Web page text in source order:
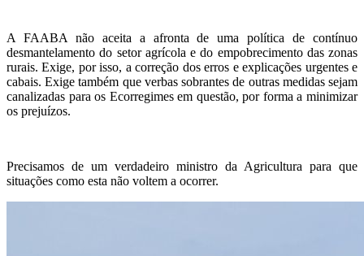
A FAABA não aceita a afronta de uma política de contínuo
desmantelamento do setor agrícola e do empobrecimento das zonas
rurais. Exige, por isso, a correção dos erros e explicações urgentes e
cabais. Exige também que verbas sobrantes de outras medidas sejam
canalizadas para os Ecorregimes em questão, por forma a minimizar
os prejuízos.
Precisamos de um verdadeiro ministro da Agricultura para que
situações como esta não voltem a ocorrer.